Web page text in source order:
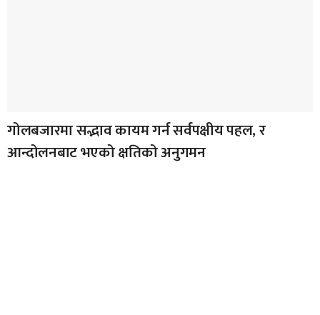
गोलबजारमा सद्भाव कायम गर्न सर्वपक्षीय पहल, र
आन्दोलनबाट भएको क्षतिको अनुगमन